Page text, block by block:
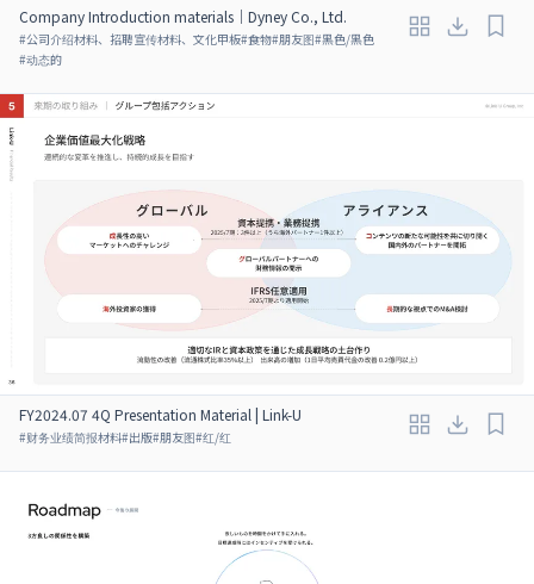
Company Introduction materials｜Dyney Co., Ltd.
#公司介绍材料、招聘宣传材料、文化甲板#食物#朋友图#黑色/黑色
#动态的
FY2024.07 4Q Presentation Material | Link-U
#财务业绩简报材料#出版#朋友图#红/红